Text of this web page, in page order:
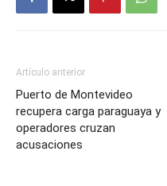
Artículo anterior
Puerto de Montevideo
recupera carga paraguaya y
operadores cruzan
acusaciones